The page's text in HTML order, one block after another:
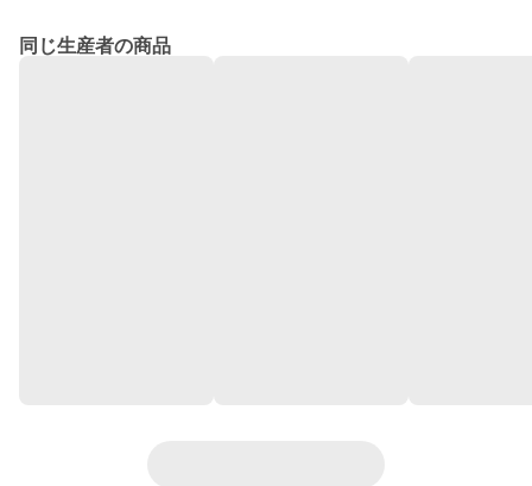
同じ生産者の商品